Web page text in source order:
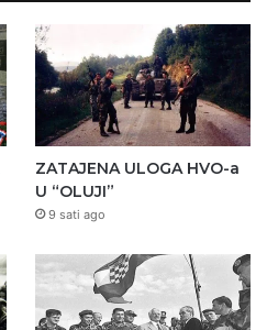
ZATAJENA ULOGA HVO-a
U “OLUJI”
9 sati ago